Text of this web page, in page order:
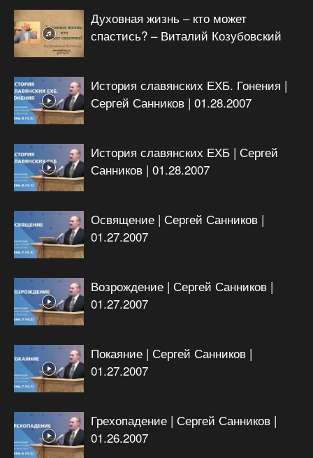
Духовная жизнь – кто может
спастись? – Виталий Козубовский
История славянских ЕХБ. Гонения |
Сергей Санников | 01.28.2007
История славянских ЕХБ | Сергей
Санников | 01.28.2007
Освящение | Сергей Санников |
01.27.2007
Возрождение | Сергей Санников |
01.27.2007
Покаяние | Сергей Санников |
01.27.2007
Грехопадение | Сергей Санников |
01.26.2007